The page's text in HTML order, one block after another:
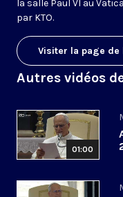
la salle Paul VI au
par KTO.
Visiter la page de
Autres vidéos
01:00